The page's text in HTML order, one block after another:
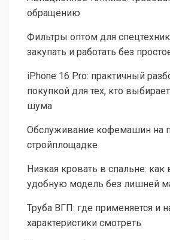
обращению
Фильтры оптом для
закупать и работать без
iPhone 16 Pro: практичный
покупкой для тех, кто
шума
Обслуживание кофемашин на
стройплощадке
Низкая кровать в спальне: как
удобную модель без лишней
Труба ВГП: где применяется и
характеристики смотреть